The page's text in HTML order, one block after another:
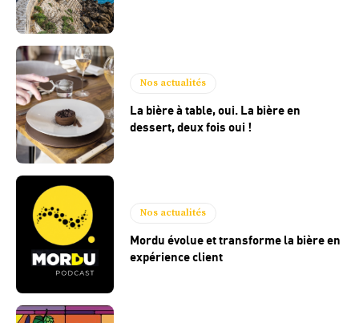
Nos actualités
La bière à table, oui. La bière en
dessert, deux fois oui !
Nos actualités
Mordu évolue et transforme la bière en
expérience client